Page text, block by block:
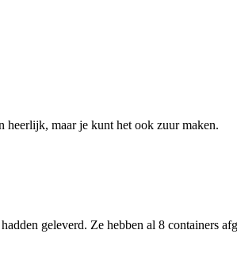
heerlijk, maar je kunt het ook zuur maken.
geleverd. Ze hebben al 8 containers